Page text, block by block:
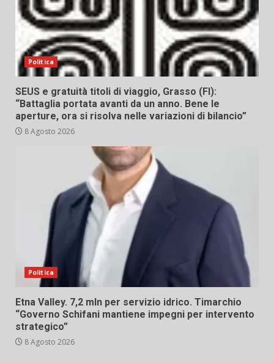
Politica
SEUS e gratuità titoli di viaggio, Grasso (FI):
“Battaglia portata avanti da un anno. Bene le
aperture, ora si risolva nelle variazioni di bilancio”
8 Agosto 2026
Politica
Etna Valley. 7,2 mln per servizio idrico. Timarchio
“Governo Schifani mantiene impegni per intervento
strategico”
8 Agosto 2026